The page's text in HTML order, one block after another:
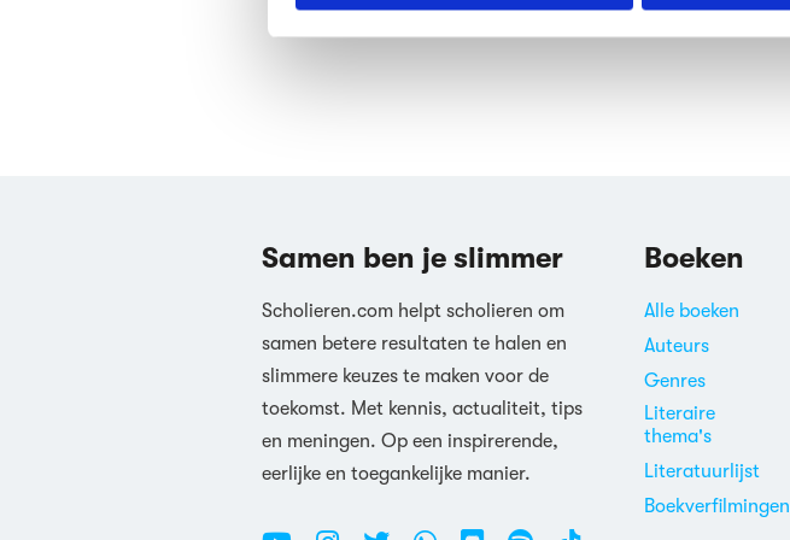
Samen ben je slimmer
Scholieren.com helpt scholieren om
samen betere resultaten te halen en
slimmere keuzes te maken voor de
toekomst. Met kennis, actualiteit, tips
en meningen. Op een inspirerende,
eerlijke en toegankelijke manier.
Boeken
Alle boeken
Auteurs
Genres
Literaire
thema's
Literatuurlijst
Boekverfilmingen